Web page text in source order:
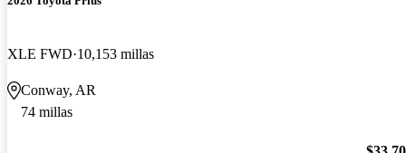
XLE FWD 10,153 millas
Conway, AR
74 millas